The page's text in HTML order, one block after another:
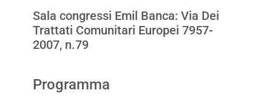
Sala congressi Emil Banca: Via Dei
Trattati Comunitari Europei 7957-
2007, n.79
Programma